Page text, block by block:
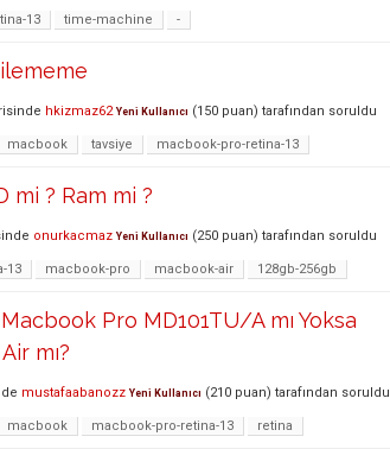
13 time-machine -
hkizmaz62 Yeni Kullanıcı (150 puan) tarafından soruldu
macbook tavsiye macbook-pro-retina-13
mi ? Ram mi ?
onurkacmaz Yeni Kullanıcı (250 puan) tarafından soruldu
13 macbook-pro macbook-air 128gb-256gb
Pro MD101TU/A mı Yoksa
mı?
mustafaabanozz Yeni Kullanıcı (210 puan) tarafından soruldu
macbook macbook-pro-retina-13 retina